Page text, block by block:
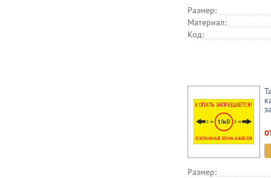
Размер:
Материал:
Код:
Размер: